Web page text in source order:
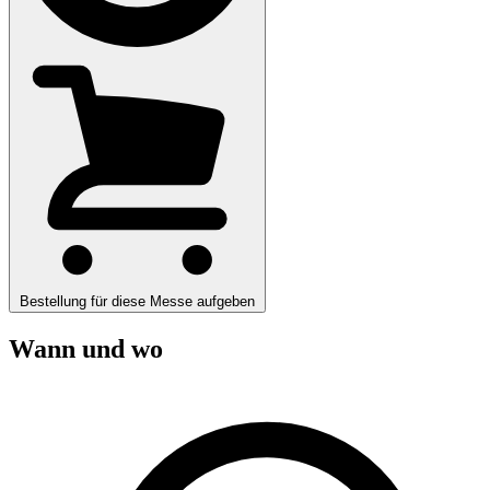
Bestellung für diese Messe aufgeben
Wann und wo